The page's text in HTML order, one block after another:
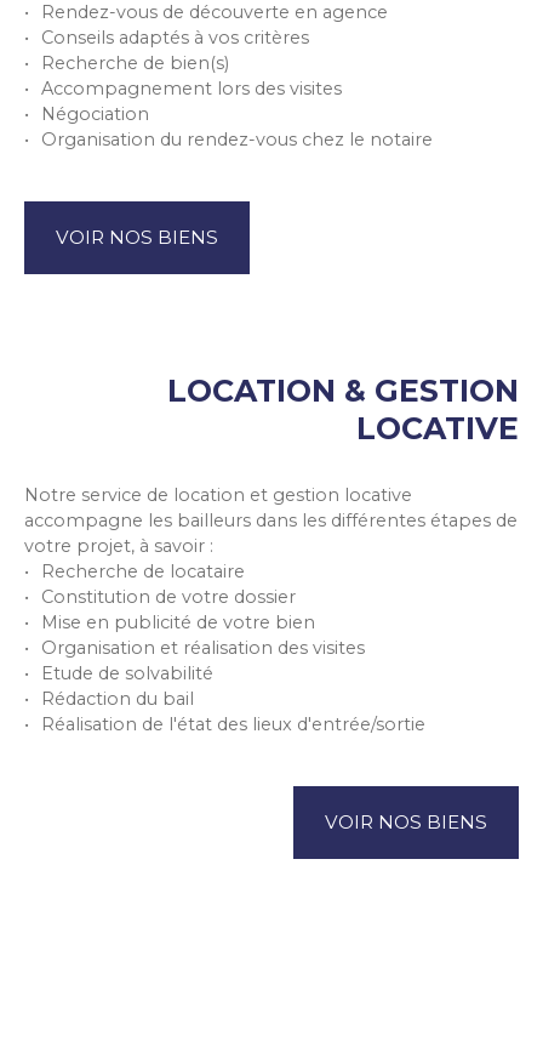
Rendez-vous de découverte en agence
Conseils adaptés à vos critères
Recherche de bien(s)
Accompagnement lors des visites
Négociation
Organisation du rendez-vous chez le notaire
VOIR NOS BIENS
LOCATION & GESTION
LOCATIVE
Notre service de location et gestion locative
accompagne les bailleurs dans les différentes étapes de
votre projet, à savoir :
Recherche de locataire
Constitution de votre dossier
Mise en publicité de votre bien
Organisation et réalisation des visites
Etude de solvabilité
Rédaction du bail
Réalisation de l'état des lieux d'entrée/sortie
VOIR NOS BIENS